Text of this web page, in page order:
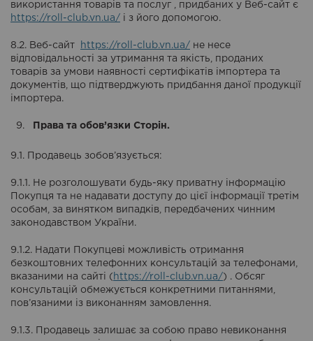
використання товарів та послуг , придбаних у Веб-сайт є
https://roll-club.vn.ua/ і з його допомогою.
8.2. Веб-сайт https://roll-club.vn.ua/ не несе
відповідальності за утримання та якість, проданих
товарів за умови наявності сертифікатів імпортера та
документів, що підтверджують придбання даної продукції
імпортера.
Права та обов’язки Сторін.
9.1. Продавець зобов’язується:
9.1.1. Не розголошувати будь-яку приватну інформацію
Покупця та не надавати доступу до цієї інформації третім
особам, за винятком випадків, передбачених чинним
законодавством України.
9.1.2. Надати Покупцеві можливість отримання
безкоштовних телефонних консультацій за телефонами,
вказаними на сайті ( https://roll-club.vn.ua/) . Обсяг
консультацій обмежується конкретними питаннями,
пов’язаними із виконанням замовлення.
9.1.3. Продавець залишає за собою право невиконання